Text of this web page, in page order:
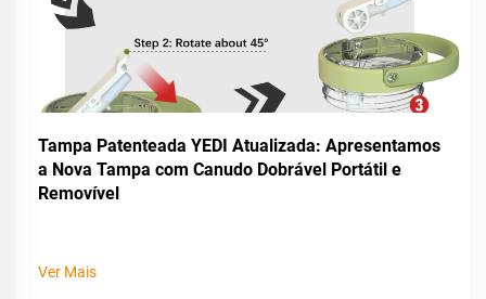
Tampa Patenteada YEDI Atualizada: Apresentamos
a Nova Tampa com Canudo Dobrável Portátil e
Removível
Ver Mais